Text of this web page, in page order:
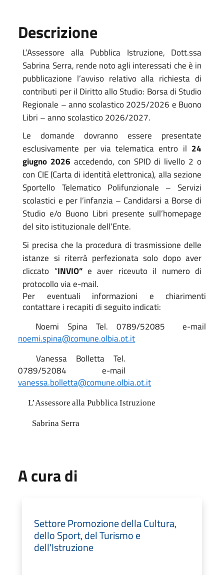
Descrizione
L’Assessore alla Pubblica Istruzione, Dott.ssa
Sabrina Serra, rende noto agli interessati che è in
pubblicazione l’avviso relativo alla richiesta di
contributi per il Diritto allo Studio: Borsa di Studio
Regionale – anno scolastico 2025/2026 e Buono
Libri – anno scolastico 2026/2027.
Le domande dovranno essere presentate
esclusivamente per via telematica entro il 24
giugno 2026 accedendo, con SPID di livello 2 o
con CIE (Carta di identità elettronica), alla sezione
Sportello Telematico Polifunzionale – Servizi
scolastici e per l’infanzia – Candidarsi a Borse di
Studio e/o Buono Libri presente sull’homepage
del sito istituzionale dell’Ente.
Si precisa che la procedura di trasmissione delle
istanze si riterrà perfezionata solo dopo aver
cliccato “INVIO”e aver ricevuto il numero di
protocollo via e-mail.
Per eventuali informazioni e chiarimenti
contattare i recapiti di seguito indicati:
Noemi Spina Tel. 0789/52085 e-mail
noemi.spina@comune.olbia.ot.it
Vanessa Bolletta Tel.
0789/52084
e-mail
vanessa.bolletta@comune.olbia.ot.it
L’Assessore alla PubblicaIstruzione
Sabrina Serra
A cura di
Settore Promozione della Cultura,
dello Sport, del Turismo e
dell'Istruzione